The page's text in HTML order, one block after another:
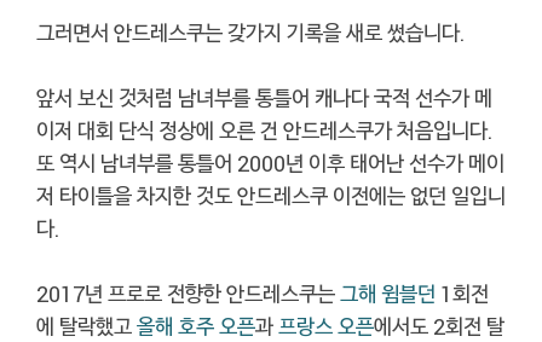
그러면서 안드레스쿠는 갖가지 기록을 새로 썼습니다.
앞서 보신 것처럼 남녀부를 통틀어 캐나다 국적 선수가 메
이저 대회 단식 정상에 오른 건 안드레스쿠가 처음입니다.
또 역시 남녀부를 통틀어 2000년 이후 태어난 선수가 메이
저 타이틀을 차지한 것도 안드레스쿠 이전에는 없던 일입니
다.
2017년 프로로 전향한 안드레스쿠는그해 윔블던 1회전
에 탈락했고올해 호주 오픈과프랑스 오픈에서도 2회전 탈